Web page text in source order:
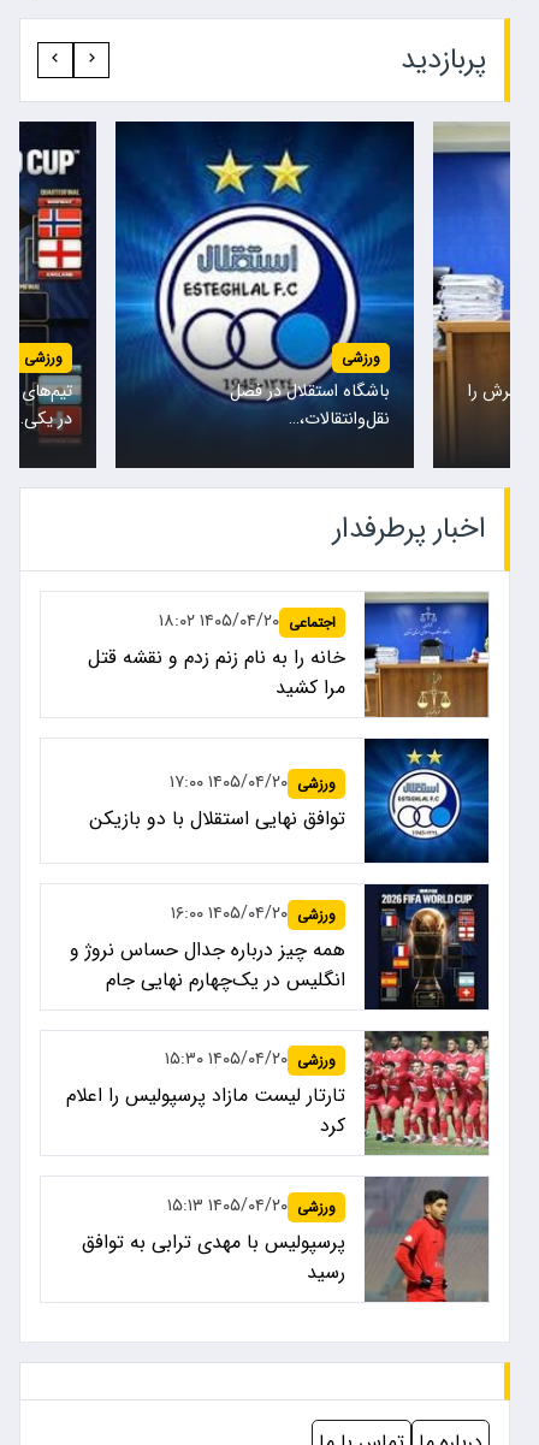
پربازدید‍
ورزشی
تیم‌های ملی نروژ و انگلیس امشب
در یکی…
ورزشی
پس از
کادرفنی…
اخبار پرطرفدار
اجتماعی ۱۴۰۵/۰۴/۲۰ ۱۸:۰۲
خانه را به نام زنم زدم و نقشه قتل
مرا کشید
ورزشی ۱۴۰۵/۰۴/۲۰ ۱۷:۰۰
توافق نهایی استقلال با دو بازیکن
ورزشی ۱۴۰۵/۰۴/۲۰ ۱۶:۰۰
همه چیز درباره جدال حساس نروژ و
انگلیس در یک‌چهارم نهایی جام
جهانی ۲۰۲۶
ورزشی ۱۴۰۵/۰۴/۲۰ ۱۵:۳۰
تارتار لیست مازاد پرسپولیس را اعلام
کرد
ورزشی ۱۴۰۵/۰۴/۲۰ ۱۵:۱۳
پرسپولیس با مهدی ترابی به توافق
رسید